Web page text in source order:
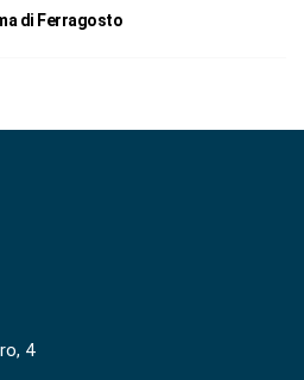
di Ferragosto
4